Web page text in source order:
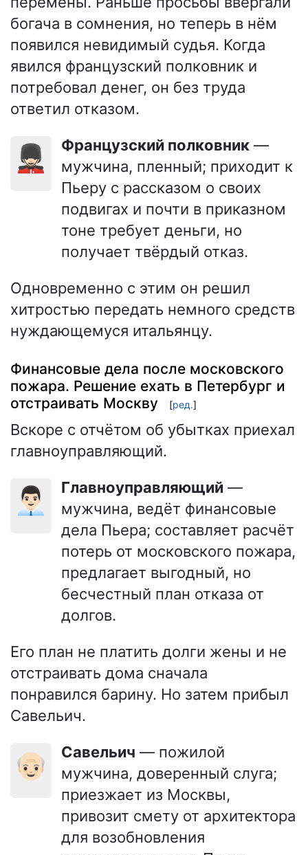
богача в сомнения, но теперь в нём
появился невидимый судья. Когда
явился французский полковник и
потребовал денег, он без труда
ответил отказом.
💂🏻‍♂️ Французский полковник —
мужчина, пленный; приходит к
Пьеру с рассказом о своих
подвигах и почти в приказном
тоне требует деньги, но
получает твёрдый отказ.
Одновременно с этим он решил
хитростью передать немного средств
нуждающемуся итальянцу.
Финансовые дела после московского
пожара. Решение ехать в Петербург и
отстраивать Москву
[ред.]
Вскоре с отчётом об убытках приехал
главноуправляющий.
👨🏻‍💼 Главноуправляющий —
мужчина, ведёт финансовые
дела Пьера; составляет расчёт
потерь от московского пожара,
предлагает выгодный, но
бесчестный план отказа от
долгов.
Его план не платить долги жены и не
отстраивать дома сначала
понравился барину. Но затем прибыл
Савельич.
👴🏻 Савельич — пожилой
мужчина, доверенный слуга;
приезжает из Москвы,
привозит смету от архитектора
для возобновления